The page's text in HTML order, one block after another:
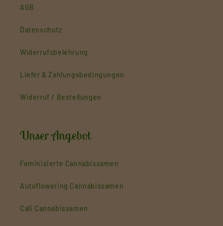
AGB
Datenschutz
Widerrufsbelehrung
Liefer & Zahlungsbedingungen
Widerruf / Bestellungen
Unser Angebot
Feminisierte Cannabissamen
Autoflowering Cannabissamen
Cali Cannabissamen